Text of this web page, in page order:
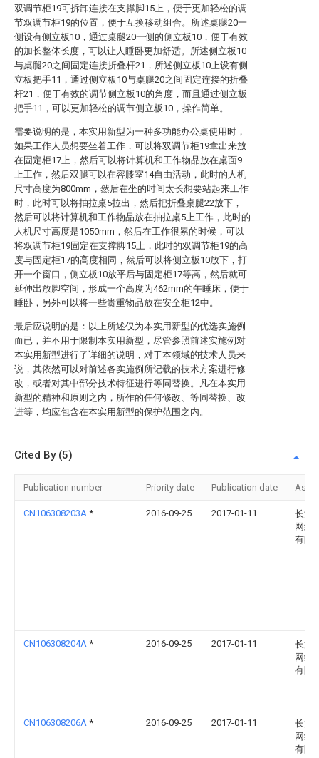
双调节柜19可拆卸连接在支撑脚15上，便于更加轻松的调
节双调节柜19的位置，便于互换移动组合。所述桌腿20一
侧设有侧立板10，通过桌腿20一侧的侧立板10，便于有效
的加长整体长度，可以让人睡卧更加舒适。所述侧立板10
与桌腿20之间固定连接折叠杆21，所述侧立板10上设有侧
立板把手11，通过侧立板10与桌腿20之间固定连接的折叠
杆21，便于有效的调节侧立板10的角度，而且通过侧立板
把手11，可以更加轻松的调节侧立板10，操作简单。
需要说明的是，本实用新型为一种多功能办公桌使用时，
如果工作人员想要坐着工作，可以将双调节柜19拿出来放
在固定柜17上，然后可以将计算机和工作物品放在桌面9
上工作，然后双腿可以在容膝室14自由活动，此时的人机
尺寸高度为800mm，然后在坐的时间太长想要站起来工作
时，此时可以将抽拉桌5拉出，然后把折叠桌腿22放下，
然后可以将计算机和工作物品放在抽拉桌5上工作，此时的
人机尺寸高度是1050mm，然后在工作很累的时候，可以
将双调节柜19固定在支撑脚15上，此时的双调节柜19的高
度与固定柜17的高度相同，然后可以将侧立板10放下，打
开一个窗口，侧立板10放平后与固定柜17等高，然后就可
延伸出放脚空间，形成一个高度为462mm的午睡床，便于
睡卧，另外可以将一些贵重物品放在安全柜12中。
最后应说明的是：以上所述仅为本实用新型的优选实施例
而已，并不用于限制本实用新型，尽管参照前述实施例对
本实用新型进行了详细的说明，对于本领域的技术人员来
说，其依然可以对前述各实施例所记载的技术方案进行修
改，或者对其中部分技术特征进行等同替换。凡在本实用
新型的精神和原则之内，所作的任何修改、等同替换、改
进等，均应包含在本实用新型的保护范围之内。
Cited By (5)
Publication number Priority date Publication date
CN106308203A * 2016-09-25 2017-01-11
长沙
网络
有限
CN106308204A * 2016-09-25 2017-01-11
长沙
网络
有限
CN106308206A * 2016-09-25 2017-01-11
长沙
网络
有限